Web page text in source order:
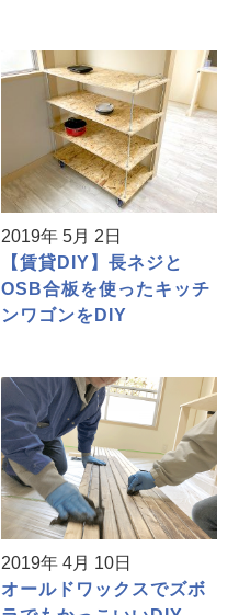
2019年 5月 2日
【賃貸DIY】長ネジと
OSB合板を使ったキッチ
ンワゴンをDIY
2019年 4月 10日
オールドワックスでズボ